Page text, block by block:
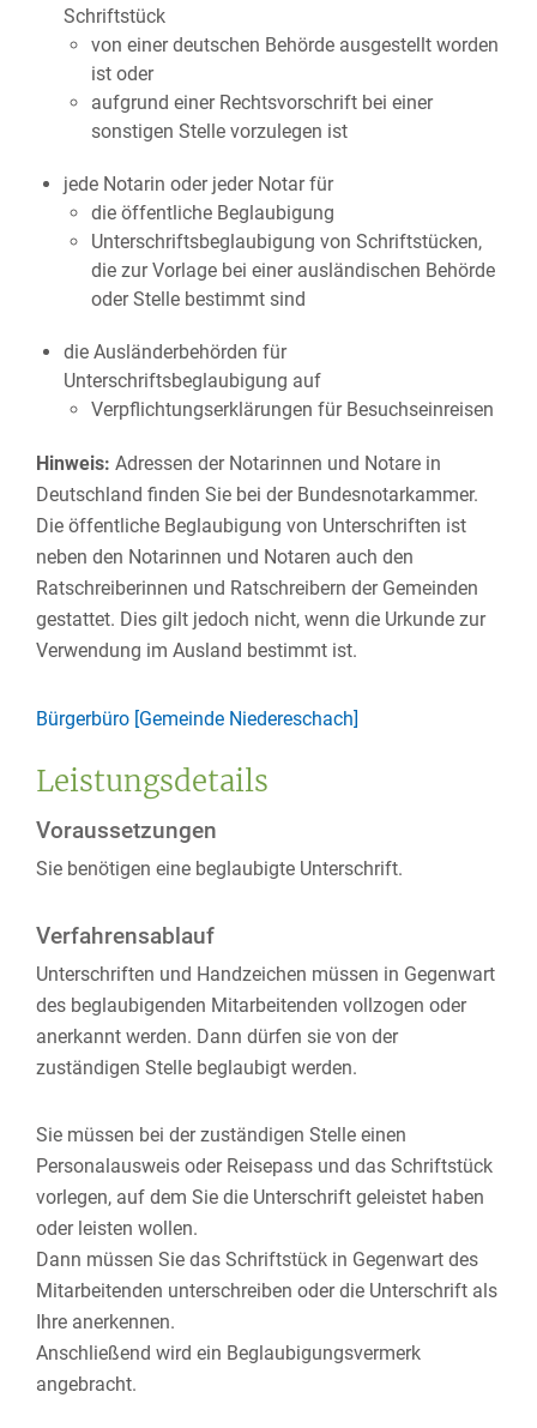
Schriftstück
von einer deutschen Behörde ausgestellt worden
ist oder
aufgrund einer Rechtsvorschrift bei einer
sonstigen Stelle vorzulegen ist
jede Notarin oder jeder Notar für
die öffentliche Beglaubigung
Unterschriftsbeglaubigung von Schriftstücken,
die zur Vorlage bei einer ausländischen Behörde
oder Stelle bestimmt sind
die Ausländerbehörden für
Unterschriftsbeglaubigung auf
Verpflichtungserklärungen für Besuchseinreisen
Hinweis: Adressen der Notarinnen und Notare in
Deutschland finden Sie bei der Bundesnotarkammer.
Die öffentliche Beglaubigung von Unterschriften ist
neben den Notarinnen und Notaren auch den
Ratschreiberinnen und Ratschreibern der Gemeinden
gestattet. Dies gilt jedoch nicht, wenn die Urkunde zur
Verwendung im Ausland bestimmt ist.
Bürgerbüro [Gemeinde Niedereschach]
Leistungsdetails
Voraussetzungen
Sie benötigen eine beglaubigte Unterschrift.
Verfahrensablauf
Unterschriften und Handzeichen müssen in Gegenwart
des beglaubigenden Mitarbeitenden vollzogen oder
anerkannt werden. Dann dürfen sie von der
zuständigen Stelle beglaubigt werden.
Sie müssen bei der zuständigen Stelle einen
Personalausweis oder Reisepass und das Schriftstück
vorlegen, auf dem Sie die Unterschrift geleistet haben
oder leisten wollen.
Dann müssen Sie das Schriftstück in Gegenwart des
Mitarbeitenden unterschreiben oder die Unterschrift als
Ihre anerkennen.
Anschließend wird ein Beglaubigungsvermerk
angebracht.